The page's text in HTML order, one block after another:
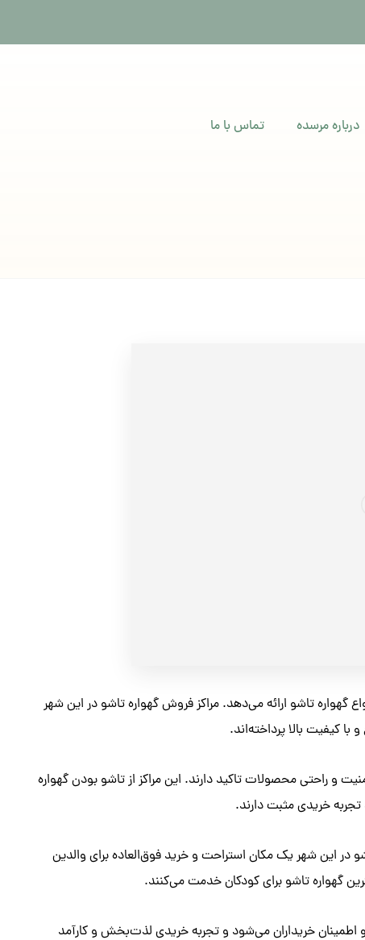
درباره مرسده تماس با ما
گهواره تاشو ارائه می‌دهد. مراکز فروش گهواره تاشو در این شهر
کیفیت بالا پرداخته‌اند.
و راحتی محصولات تاکید دارند. این مراکز از تاشو بودن گهواره
تجربه خریدی مثبت دارند.
در این شهر یک مکان استراحت و خرید فوق‌العاده برای والدین
گهواره تاشو برای کودکان خدمت می‌کنند.
و اطمینان خریداران می‌شود و تجربه خریدی لذت‌بخش و کارآمد